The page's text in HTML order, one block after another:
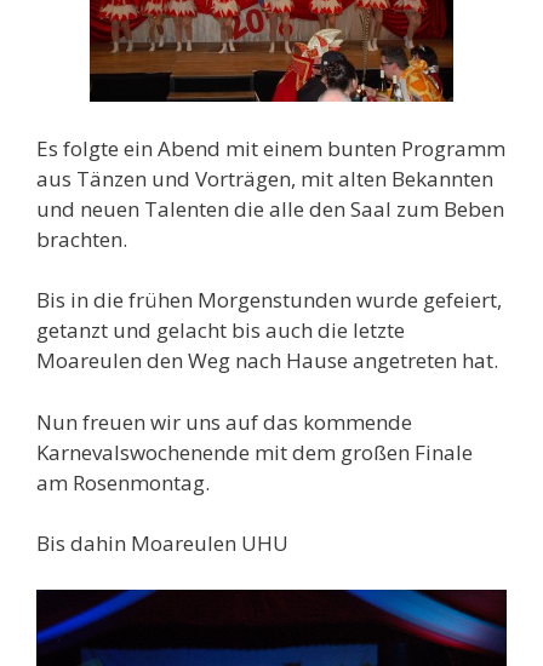
Es folgte ein Abend mit einem bunten Programm
aus Tänzen und Vorträgen, mit alten Bekannten
und neuen Talenten die alle den Saal zum Beben
brachten.
Bis in die frühen Morgenstunden wurde gefeiert,
getanzt und gelacht bis auch die letzte
Moareulen den Weg nach Hause angetreten hat.
Nun freuen wir uns auf das kommende
Karnevalswochenende mit dem großen Finale
am Rosenmontag.
Bis dahin Moareulen UHU